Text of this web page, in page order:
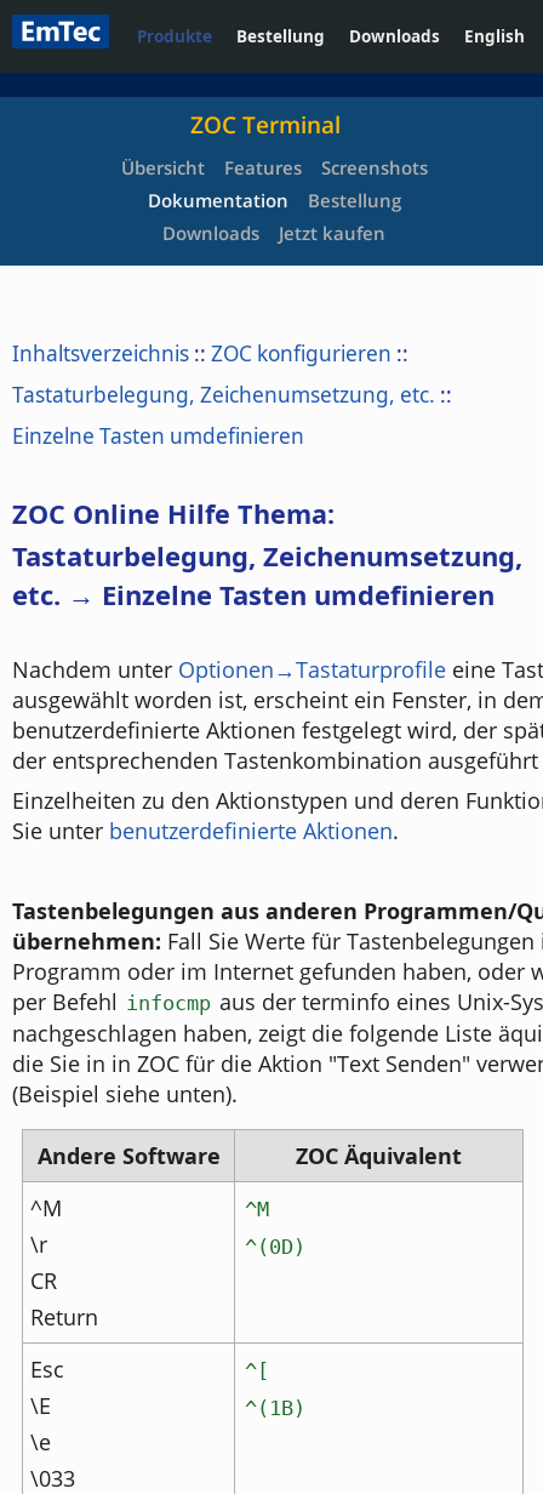
Produkte Bestellung Downloads English
ZOC Terminal
Übersicht Features
Screenshots
Dokumentation
Bestellung
Downloads
Jetzt kaufen
Inhaltsverzeichnis :: ZOC konfigurieren ::
Tastaturbelegung, Zeichenumsetzung, etc. ::
Einzelne Tasten umdefinieren
ZOC Online Hilfe Thema:
Tastaturbelegung, Zeichenumsetzung,
etc. → Einzelne Tasten umdefinieren
Nachdem unter Optionen→Tastaturprofile eine
ausgewählt worden ist, erscheint ein Fenster, in
benutzerdefinierte Aktionen festgelegt wird, der
der entsprechenden Tastenkombination
Einzelheiten zu den Aktionstypen und deren
Sie unter benutzerdefinierte Aktionen.
Tastenbelegungen aus anderen Programmen/
übernehmen: Fall Sie Werte für
Programm oder im Internet gefunden haben, oder
per Befehl infocmp aus der terminfo eines Unix-
nachgeschlagen haben, zeigt die folgende Liste
die Sie in in ZOC für die Aktion "Text Senden"
(Beispiel siehe unten).
Andere Software
ZOC Äquivalent
^M
\r
CR
Return
^M
^(0D)
Esc
\E
\e
\033
^[
^(1B)